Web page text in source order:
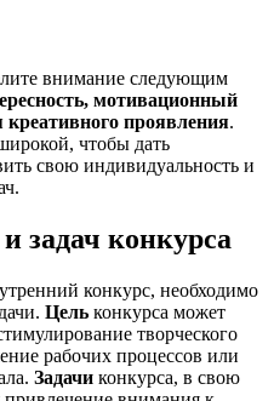
внимание следующим
мотивационный
проявления.
чтобы дать
свою индивидуальность и
задач конкурса
конкурс, необходимо
Цель конкурса может
творческого
рабочих процессов или
Задачи конкурса, в свою